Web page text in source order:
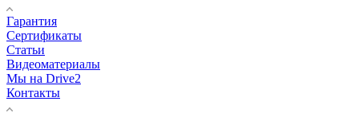
Гарантия
Сертификаты
Статьи
Видеоматериалы
Мы на Drive2
Контакты